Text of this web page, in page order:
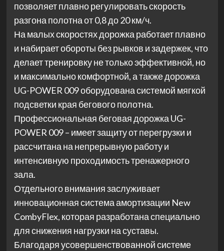
позволяет плавно регулировать скорость
разгона полотна от 0,8 до 20 км/ч.
На малых скоростях дорожка работает плавно
и набирает обороты без рывков и задержек, что
делает тренировку не только эффективной, но
и максимально комфортной, а также дорожка
UG-POWER 009 оборудована системой мягкой
подсветки края бегового полотна.
Профессиональная беговая дорожка UG-
POWER 009 – имеет защиту от перегрузки и
рассчитана на непрерывную работу и
интенсивную проходимость тренажерного
зала.
Отдельного внимания заслуживает
инновационная система амортизации New
CombyFlex, которая разработана специально
для снижения нагрузки на суставы.
Благодаря усовершенствованной системе